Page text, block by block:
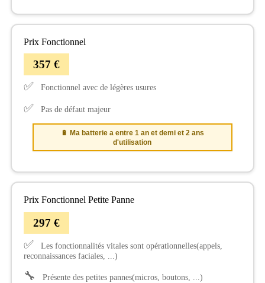
Prix Fonctionnel
357 €
✅ Fonctionnel avec de légères usures
✅ Pas de défaut majeur
🔋 Ma batterie a entre 1 an et demi et 2 ans
d'utilisation
Prix Fonctionnel Petite Panne
297 €
✅
Les fonctionnalités vitales sont opérationnelles(appels,
reconnaissances faciales, ...)
🔧 Présente des petites pannes(micros, boutons, ...)